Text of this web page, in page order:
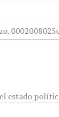
estado